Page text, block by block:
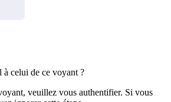
celui de ce voyant ?
veuillez vous authentifier. Si vous